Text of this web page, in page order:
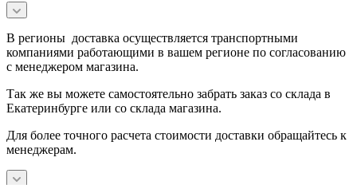
В регионы доставка осуществляется транспортными
компаниями работающими в вашем регионе по согласованию
с менеджером магазина.
Так же вы можете самостоятельно забрать заказ со склада в
Екатеринбурге или со склада магазина.
Для более точного расчета стоимости доставки обращайтесь к
менеджерам.